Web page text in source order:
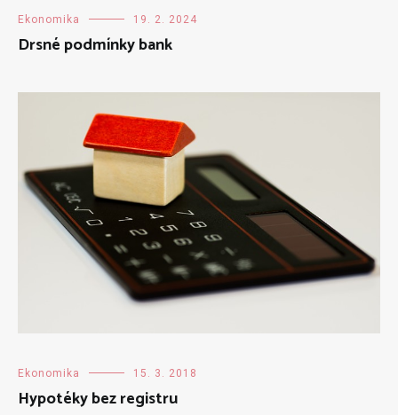
Ekonomika 19. 2. 2024
Drsné podmínky bank
Ekonomika 15. 3. 2018
Hypotéky bez registru